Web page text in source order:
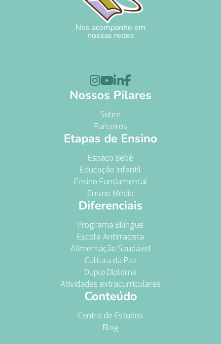
Nos acompanhe em
nossas redes

Nossos Pilares
Sobre
Parceiros
Etapas de Ensino
Espaço Bebê
Educação Infantil
Ensino Fundamental
Ensino Médio
Diferenciais
Programa Bilíngue
Escola Antirracista
Alimentação Saudável
Cultura da Paz
Duplo Diploma
Atividades extracurriculares
Conteúdo
Centro de Estudos
Blog